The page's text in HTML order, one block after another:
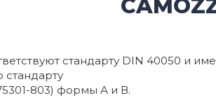
стандарту DIN 40050 и
803) формы А и В.